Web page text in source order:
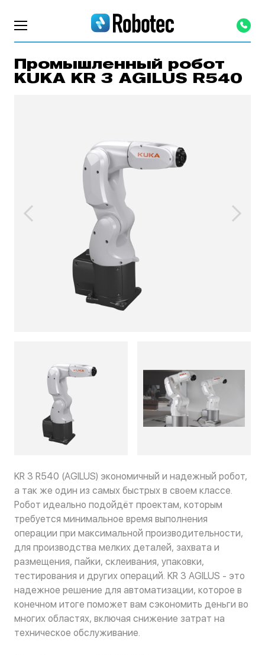
Промышленный робот
KUKA KR 3 AGILUS R540
KR 3 R540 (AGILUS) экономичный и надежный робот,
а так же один из самых быстрых в своем классе.
Робот идеально подойдёт проектам, которым
требуется минимальное время выполнения
операции при максимальной производительности,
для производства мелких деталей, захвата и
размещения, пайки, склеивания, упаковки,
тестирования и других операций. KR 3 AGILUS - это
надежное решение для автоматизации, которое в
конечном итоге поможет вам сэкономить деньги во
многих областях, включая снижение затрат на
техническое обслуживание.